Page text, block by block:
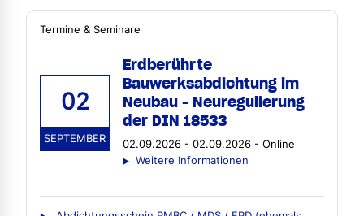
Termine & Seminare
02
SEPTEMBER
Erdberührte
Bauwerksabdichtung im
Neubau - Neuregulierung
der DIN 18533
02.09.2026 - 02.09.2026 - Online
Weitere Informationen